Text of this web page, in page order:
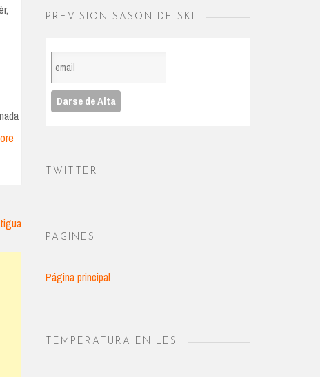
PREVISION SASON DE SKI
TWITTER
PAGINES
Página principal
TEMPERATURA EN LES